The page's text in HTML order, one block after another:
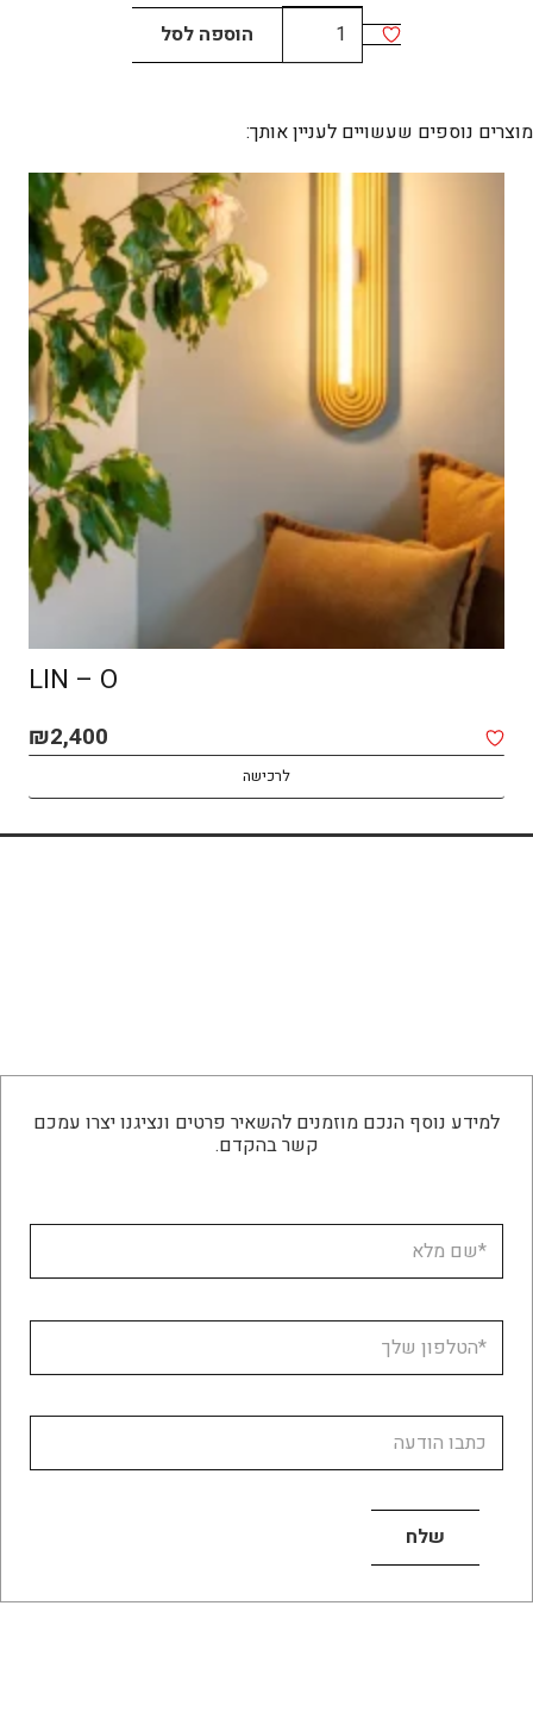
היה:
₪1,638.
הוא:
₪491.
כמות
של
A
הוספה לסל
מוצרים נוספים שעשויים לעניין אותך:
LIN – O
₪2,400
לרכישה
למידע נוסף הנכם מוזמנים להשאיר פרטים ונציגנו יצרו עמכם
קשר בהקדם.